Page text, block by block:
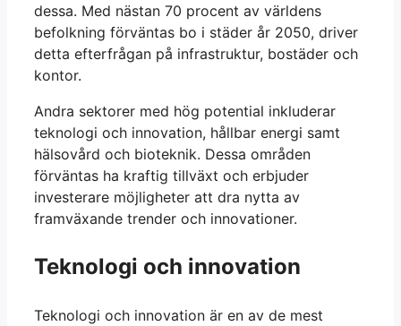
dessa. Med nästan 70 procent av världens
befolkning förväntas bo i städer år 2050, driver
detta efterfrågan på infrastruktur, bostäder och
kontor.
Andra sektorer med hög potential inkluderar
teknologi och innovation, hållbar energi samt
hälsovård och bioteknik. Dessa områden
förväntas ha kraftig tillväxt och erbjuder
investerare möjligheter att dra nytta av
framväxande trender och innovationer.
Teknologi och innovation
Teknologi och innovation är en av de mest